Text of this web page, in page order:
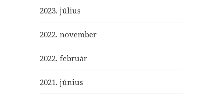
2023. július
2022. november
2022. február
2021. június